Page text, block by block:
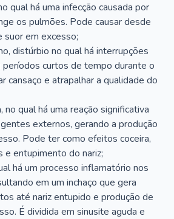
qual há uma infecção causada por
os pulmões. Pode causar desde
em excesso;
distúrbio no qual há interrupções
períodos curtos de tempo durante o
cansaço e atrapalhar a qualidade do
no qual há uma reação significativa
externos, gerando a produção
Pode ter como efeitos coceira,
e entupimento do nariz;
há um processo inflamatório nos
em um inchaço que gera
até nariz entupido e produção de
É dividida em sinusite aguda e